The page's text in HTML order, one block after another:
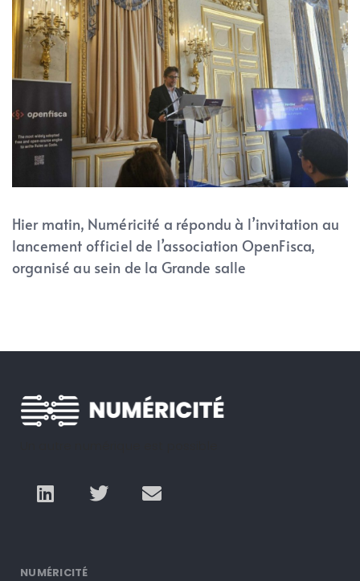
Hier matin, Numéricité a répondu à l’invitation au
lancement officiel de l’association OpenFisca,
organisé au sein de la Grande salle
NUMÉRICITÉ